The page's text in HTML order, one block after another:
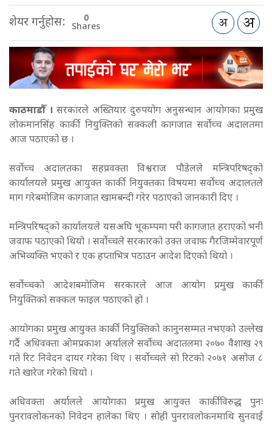
शेयर गर्नुहोस: 0
Shares
काठमाडौँ । सरकारले अख्तियार दुरुपयोग अनुसन्धान आयोगका प्रमुख
लोकमानसिंह कार्की नियुक्तिको सक्कली कागजात सर्वोच्च अदालतमा
आज पठाएको छ ।
सर्वोच्च अदालतका सहप्रवक्ता विश्वराज पौडेलले मन्त्रिपरिषद्को
कार्यालयले प्रमुख आयुक्त कार्की नियुक्तका विषयमा सर्वोच्च अदालतले
माग गरेबमोजिम कागजात खामबन्दी गरेर पठाएको जानकारी दिए ।
मन्त्रिपरिषद्को कार्यालयले यसअघि भूकम्पमा परी कागजात हराएको भनी
जवाफ पठाएको थियो । सर्वोच्चले सरकारको उक्त जवाफ गैरजिम्मेवारपूर्ण
अभिव्यक्ति भएको र एक हप्ताभित्र पठाउन आदेश दिएको थियो ।
सर्वोच्चको आदेशबमोजिम सरकारले आज आयोग प्रमुख कार्की
नियुक्तिको सक्कल फाइल पठाएको हो ।
आयोगका प्रमुख आयुक्त कार्की नियुक्तिको कानुनसम्मत नभएको उल्लेख
गर्दै अधिवक्ता ओमप्रकाश अर्यालले सर्वोच्च अदातलमा २०७० वैशाख २९
गते रिट निवेदन दायर गरेका थिए । सर्वोच्चले सो रिटको २०७१ असोज ८
गते खारेज गरेको थियो ।
अधिवक्ता अर्यालले आयोगका प्रमुख आयुक्त कार्कीविरुद्ध पुनः
पुनरावलोकनको निवेदन हालेका थिए । सोही पुनरावलोकनमाथि सुनवाई